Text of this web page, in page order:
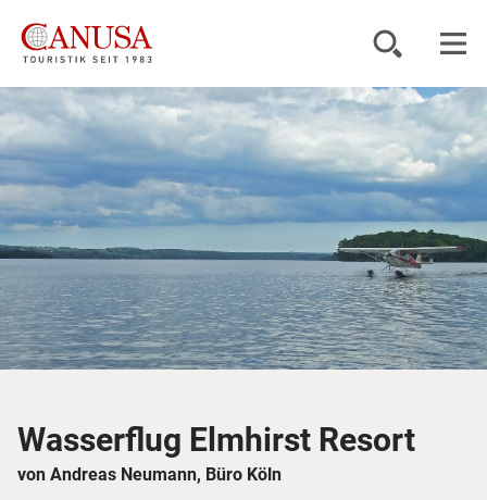
Reiseziele
Reisearten
Inspiration
Service
Wasserflug Elmhirst Resort
von Andreas Neumann, Büro Köln